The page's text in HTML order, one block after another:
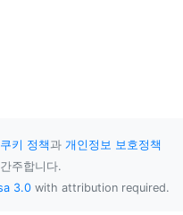
쿠키 정책과 개인정보 보호정책
주합니다.
3.0 with attribution required.